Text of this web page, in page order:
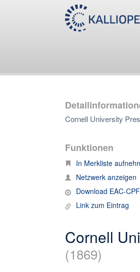
Cornell University
Funktionen
In Merkliste
Netzwerk anzeigen
Download EAC-
Link zum Eintrag
Cornell
(1869)